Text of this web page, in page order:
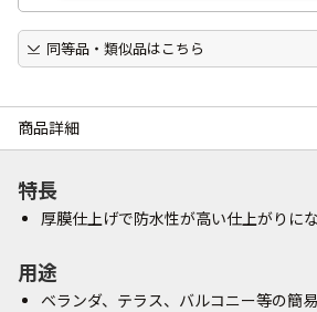
同等品・類似品はこちら
商品詳細
特長
厚膜仕上げで防水性が高い仕上がりにな
用途
ベランダ、テラス、バルコニー等の簡